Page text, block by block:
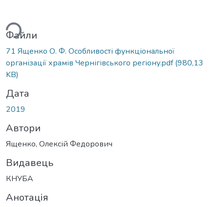
Файли
71 Ященко О. Ф. Особливості функціональної
організації храмів Чернігівського регіону.pdf(980,13
KB)
Дата
2019
Автори
Ященко, Олексій Федорович
Видавець
КНУБА
Анотація